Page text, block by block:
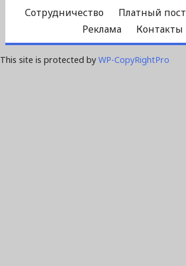
Сотрудничество Платный пост
Реклама
Контакты
This site is protected by WP-CopyRightPro